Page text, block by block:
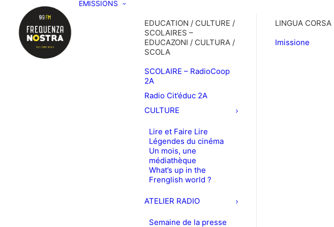
EMISSIONS
EDUCATION / CULTURE /
SCOLAIRES –
EDUCAZONI / CULTURA /
SCOLA
SCOLAIRE – RadioCoop
2A
Radio Cit’éduc 2A
CULTURE
Lire et Faire Lire
Légendes du cinéma
Un mois, une
médiathèque
What’s up in the
Frenglish world ?
ATELIER RADIO
Semaine de la presse
LINGUA CORSA
Imissione